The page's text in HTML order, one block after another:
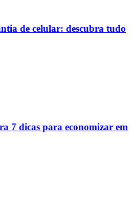
de celular: descubra tudo
7 dicas para economizar em